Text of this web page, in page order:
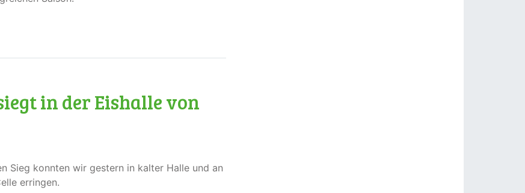
in der Eishalle von
Sieg konnten wir gestern in kalter Halle und an
erringen.